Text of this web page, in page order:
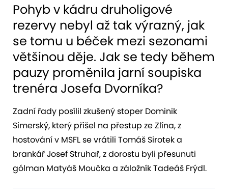
Pohyb v kádru druholigové
rezervy nebyl až tak výrazný, jak
se tomu u béček mezi sezonami
většinou děje. Jak se tedy během
pauzy proměnila jarní soupiska
trenéra Josefa Dvorníka?
Zadní řady posílil zkušený stoper Dominik
Simerský, který přišel na přestup ze Zlína, z
hostování v MSFL se vrátili Tomáš Sirotek a
brankář Josef Struhař, z dorostu byli přesunuti
gólman Matyáš Moučka a záložník Tadeáš Frýdl.